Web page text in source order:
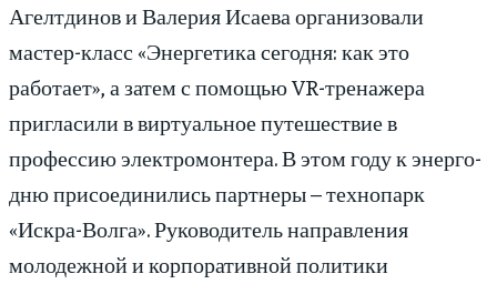
Агелтдинов и Валерия Исаева организовали
мастер-класс «Энергетика сегодня: как это
работает», а затем с помощью VR-тренажера
пригласили в виртуальное путешествие в
профессию электромонтера. В этом году к энерго-
дню присоединились партнеры – технопарк
«Искра-Волга». Руководитель направления
молодежной и корпоративной политики